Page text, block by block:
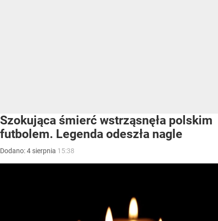
Szokująca śmierć wstrząsnęła polskim
futbolem. Legenda odeszła nagle
Dodano:4 sierpnia 15:38